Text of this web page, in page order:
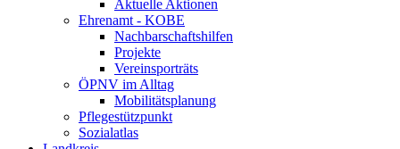
Aktuelle Aktionen
Ehrenamt - KOBE
Nachbarschaftshilfen
Projekte
Vereinsporträts
ÖPNV im Alltag
Mobilitätsplanung
Pflegestützpunkt
Sozialatlas